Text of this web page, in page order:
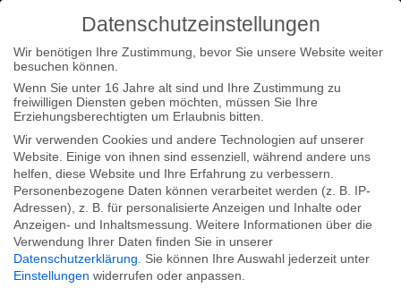
Home Typ|News
“Mein Leben mit Carlos” für Grimme-
Preis nominiert
“Mein Leben mit Carlos” für Grimme-
Preis nominiert
Datenschutzeinstellungen
Wir benötigen Ihre Zustimmung, bevor Sie unsere Website weiter
besuchen können.
Wenn Sie unter 16 Jahre alt sind und Ihre Zustimmung zu
freiwilligen Diensten geben möchten, müssen Sie Ihre
Erziehungsberechtigten um Erlaubnis bitten.
Wir verwenden Cookies und andere Technologien auf unserer
Website. Einige von ihnen sind essenziell, während andere uns
helfen, diese Website und Ihre Erfahrung zu verbessern.
Personenbezogene Daten können verarbeitet werden (z. B. IP-
Adressen), z. B. für personalisierte Anzeigen und Inhalte oder
Anzeigen- und Inhaltsmessung. Weitere Informationen über die
Verwendung Ihrer Daten finden Sie in unserer
Datenschutzerklärung
Sie können Ihre Auswahl jederzeit unter
Einstellungen widerrufen oder anpassen.